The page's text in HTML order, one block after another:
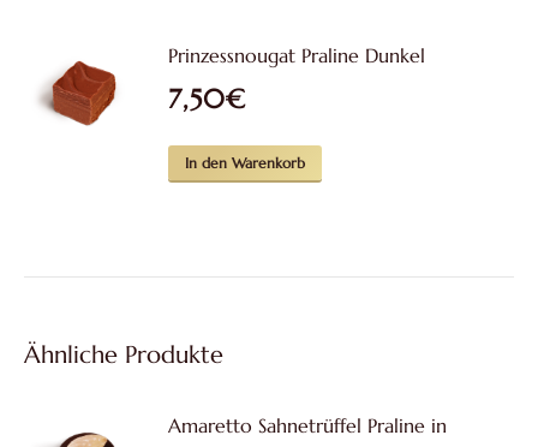
Prinzessnougat Praline Dunkel
7,50€
In den Warenkorb
Ähnliche Produkte
Amaretto Sahnetrüffel Praline in